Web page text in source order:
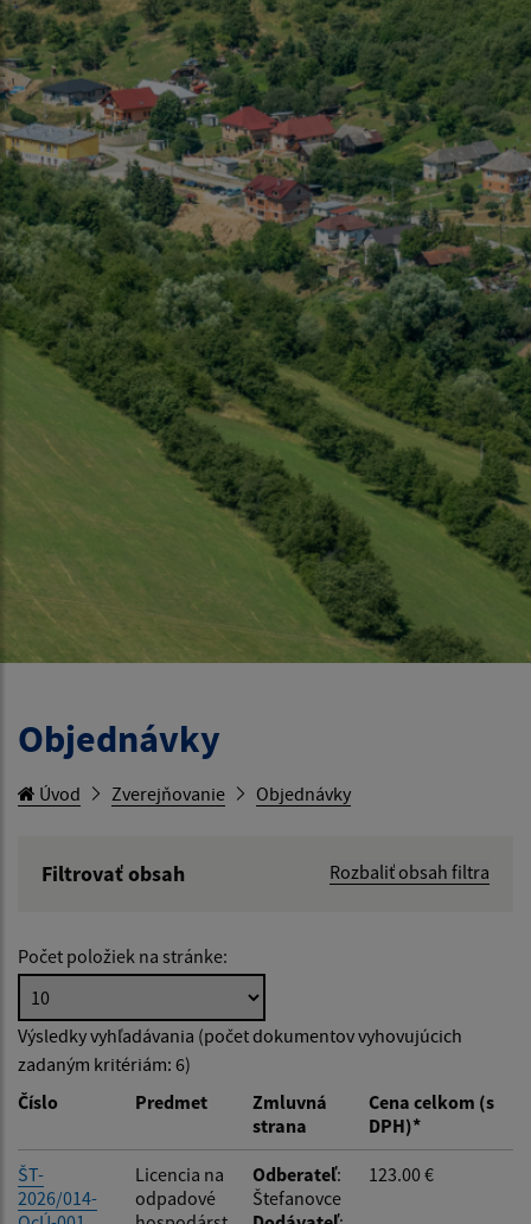
Objednávky
Úvod Zverejňovanie Objednávky
Filtrovať obsah
Rozbaliť obsah filtra
Hľadať v:
Typ dátumu:
Dátum od:
Počet položiek na stránke:
Výsledky vyhľadávania (počet dokumentov vyhovujúcich
zadaným kritériám: 6)
Číslo
Predmet
Zmluvná
strana
Cena celkom (s
DPH)*
ŠT-
2026/014-
Licencia na
odpadové
Odberateľ:
Štefanovce
123.00 €